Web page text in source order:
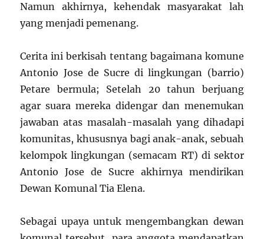
Namun akhirnya, kehendak masyarakat lah
yang menjadi pemenang.
Cerita ini berkisah tentang bagaimana komune
Antonio Jose de Sucre di lingkungan (barrio)
Petare bermula; Setelah 20 tahun berjuang
agar suara mereka didengar dan menemukan
jawaban atas masalah-masalah yang dihadapi
komunitas, khususnya bagi anak-anak, sebuah
kelompok lingkungan (semacam RT) di sektor
Antonio Jose de Sucre akhirnya mendirikan
Dewan Komunal Tia Elena.
Sebagai upaya untuk mengembangkan dewan